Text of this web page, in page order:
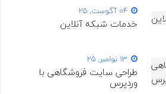
04 آگوست, 25
خدمات شبکه آنلاین
13 نوامبر, 25
طراحی سایت فروشگاهی با
وردپرس